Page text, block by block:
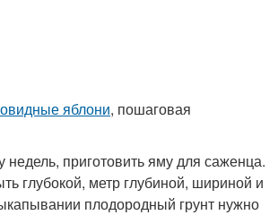
яблони, пошаговая
недель, приготовить яму для саженца.
глубокой, метр глубиной, шириной и
плодородный грунт нужно